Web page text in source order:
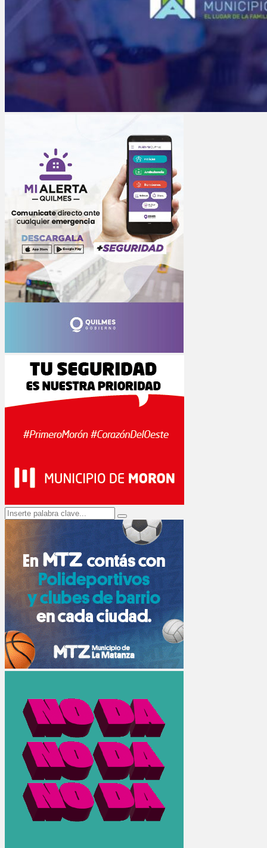
Search
for:
Search